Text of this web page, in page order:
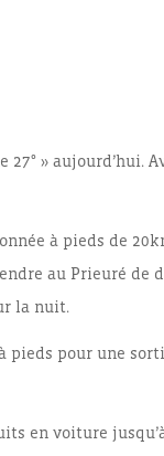
» aujourd’hui.
à pieds de
au Prieuré de
la nuit.
pieds pour une
en voiture